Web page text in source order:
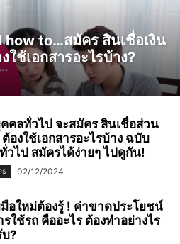
to…สมัคร สินเชื่อเงิน
ใช้เอกสารอะไรบ้าง?
คลทั่วไป จะสมัคร สินเชื่อส่วน
องใช้เอกสารอะไรบ้าง ฉบับ
วไป สมัครได้ง่ายๆ ไปดูกัน!
02/12/2024
อใหม่ต้องรู้ ! ค่าขาดประโยชน์
รใช้รถ คืออะไร ต้องทำอย่างไร
บ?